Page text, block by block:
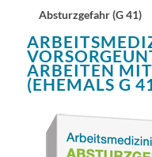
Absturzgefahr (G 41)
ARBEITEN
(EHEMALS G